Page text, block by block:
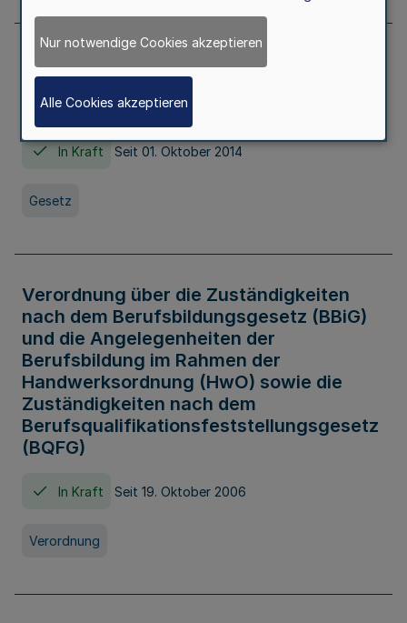
Gesetz über die Hochschulen des Landes
Nordrhein-Westfalen (Hochschulgesetz -
HG)
In Kraft Seit 01. Oktober 2014
Gesetz
Verordnung über die Zuständigkeiten
nach dem Berufsbildungsgesetz (BBiG)
und die Angelegenheiten der
Berufsbildung im Rahmen der
Handwerksordnung (HwO) sowie die
Zuständigkeiten nach dem
Berufsqualifikationsfeststellungsgesetz
(BQFG)
In Kraft Seit 19. Oktober 2006
Verordnung
Nur notwendige Cookies akzeptieren
Alle Cookies akzeptieren